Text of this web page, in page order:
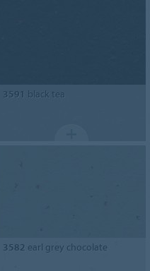
3591 black tea
3582 earl grey chocolate